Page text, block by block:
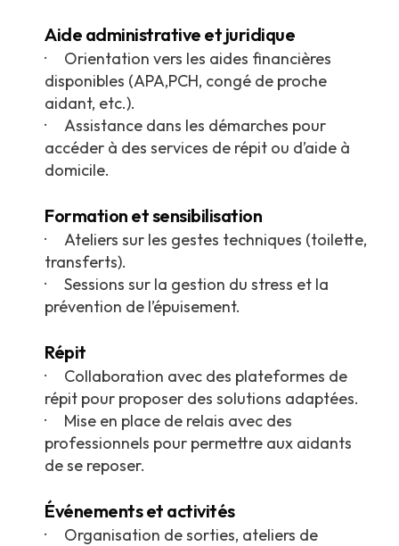
Aide administrative et juridique
· Orientation vers les aides financières
disponibles (APA,PCH, congé de proche
aidant, etc.).
· Assistance dans les démarches pour
accéder à des services de répit ou d’aide à
domicile.
Formation et sensibilisation
· Ateliers sur les gestes techniques (toilette,
transferts).
· Sessions sur la gestion du stress et la
prévention de l’épuisement.
Répit
· Collaboration avec des plateformes de
répit pour proposer des solutions adaptées.
· Mise en place de relais avec des
professionnels pour permettre aux aidants
de se reposer.
Événements et activités
· Organisation de sorties, ateliers de